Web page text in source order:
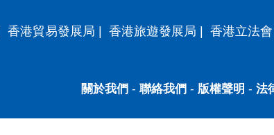
香港貿易發展局 香港旅遊發展局 香港立法會
關於我們 - 聯絡我們 - 版權聲明 - 法